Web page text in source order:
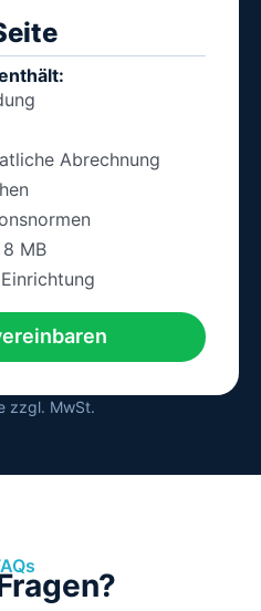
Abrechnung
MB
zzgl. MwSt.